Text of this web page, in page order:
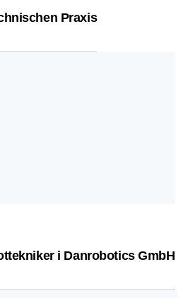
Praxis
i Danrobotics GmbH